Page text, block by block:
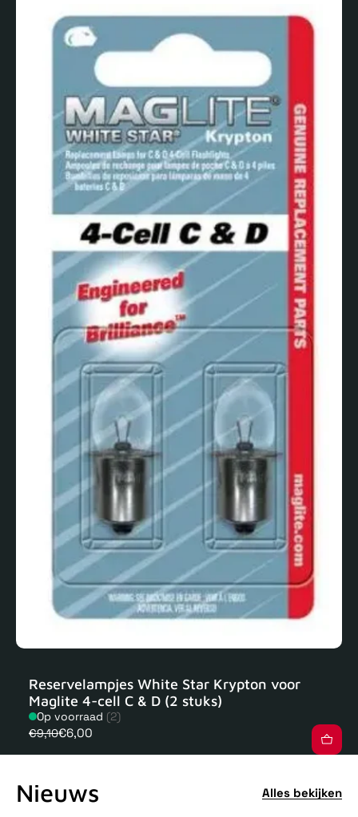
Reservelampjes White Star Krypton voor
Maglite 4-cell C & D (2 stuks)
Op voorraad (2)
€9,10€6,00
Nieuws Alles bekijken